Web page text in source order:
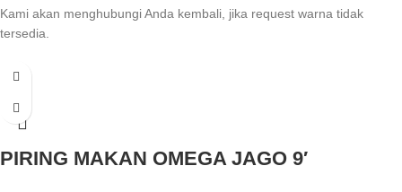
Kami akan menghubungi Anda kembali, jika request warna tidak
tersedia.
PIRING MAKAN OMEGA JAGO 9′